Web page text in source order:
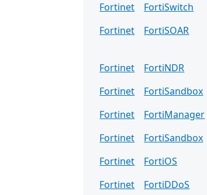
Fortinet
FortiSwitch
Fortinet
FortiSOAR
Fortinet
FortiNDR
Fortinet
FortiSandbox
Fortinet
FortiManager
Fortinet
FortiSandbox
Fortinet
FortiOS
Fortinet
FortiDDoS